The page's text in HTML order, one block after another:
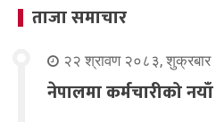
ताजा समाचार
२२ श्रावण २०८३, शुक्रबार
नेपालमा कर्मचारीको